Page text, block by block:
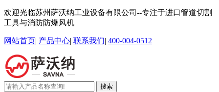
欢迎光临苏州萨沃纳工业设备有限公司--专注于进口管道切割
工具与消防防爆风机
网站首页| 产品中心| 联系我们| 400-004-0512
搜索